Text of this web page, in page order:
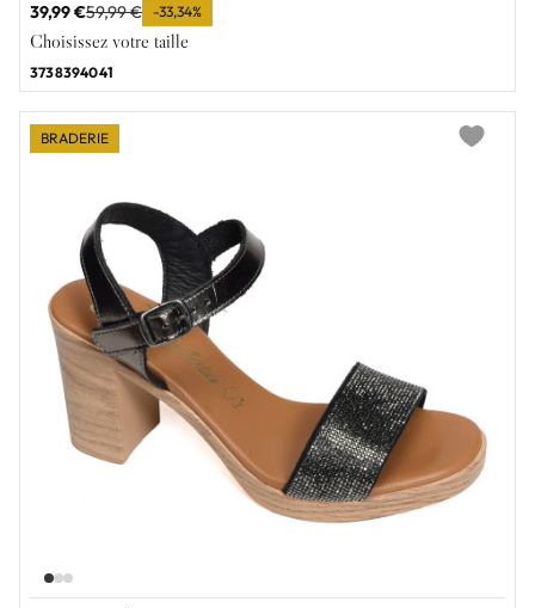
39,99 €59,99 € -33,34%
Choisissez votre taille
3738394041
BRADERIE